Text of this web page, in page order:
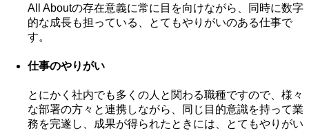
All Aboutの存在意義に常に目を向けながら、同時に数字
的な成長も担っている、とてもやりがいのある仕事で
す。
仕事のやりがい
とにかく社内でも多くの人と関わる職種ですので、様々
な部署の方々と連携しながら、同じ目的意識を持って業
務を完遂し、成果が得られたときには、とてもやりがい